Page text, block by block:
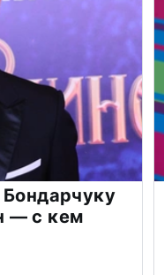
— с кем